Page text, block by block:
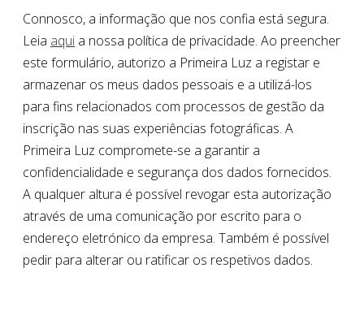
Connosco, a informação que nos confia está segura.
Leia aqui a nossa política de privacidade. Ao preencher
este formulário, autorizo a Primeira Luz a registar e
armazenar os meus dados pessoais e a utilizá-los
para fins relacionados com processos de gestão da
inscrição nas suas experiências fotográficas. A
Primeira Luz compromete-se a garantir a
confidencialidade e segurança dos dados fornecidos.
A qualquer altura é possível revogar esta autorização
através de uma comunicação por escrito para o
endereço eletrónico da empresa. Também é possível
pedir para alterar ou ratificar os respetivos dados.